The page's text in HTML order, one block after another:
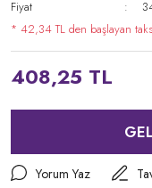
Fiyat
* 42,34 TL den başlayan
408,25 TL
Yorum Yaz